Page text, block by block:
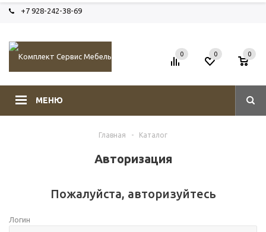
+7 928-242-38-69
МЕНЮ
0 0 0
Главная - Каталог
Авторизация
Пожалуйста, авторизуйтесь
Логин